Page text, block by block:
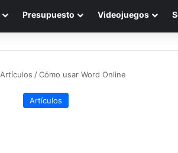
Presupuesto Videojuegos
Artículos /Cómo usar Word Online
Artículos